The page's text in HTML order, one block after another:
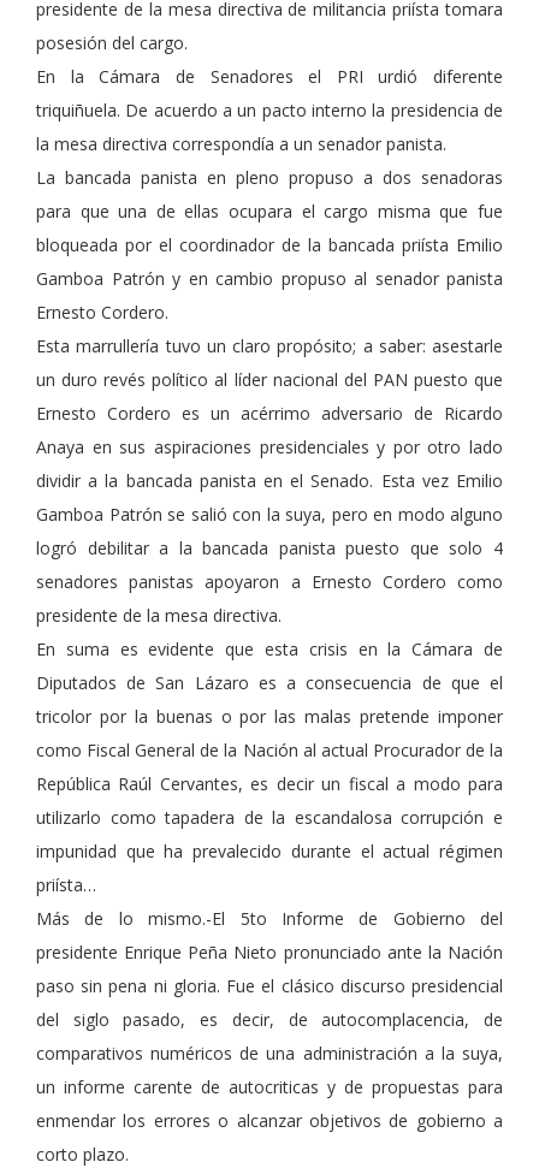
presidente de la mesa directiva de militancia priísta tomara
posesión del cargo.
En la Cámara de Senadores el PRI urdió diferente
triquiñuela. De acuerdo a un pacto interno la presidencia de
la mesa directiva correspondía a un senador panista.
La bancada panista en pleno propuso a dos senadoras
para que una de ellas ocupara el cargo misma que fue
bloqueada por el coordinador de la bancada priísta Emilio
Gamboa Patrón y en cambio propuso al senador panista
Ernesto Cordero.
Esta marrullería tuvo un claro propósito; a saber: asestarle
un duro revés político al líder nacional del PAN puesto que
Ernesto Cordero es un acérrimo adversario de Ricardo
Anaya en sus aspiraciones presidenciales y por otro lado
dividir a la bancada panista en el Senado. Esta vez Emilio
Gamboa Patrón se salió con la suya, pero en modo alguno
logró debilitar a la bancada panista puesto que solo 4
senadores panistas apoyaron a Ernesto Cordero como
presidente de la mesa directiva.
En suma es evidente que esta crisis en la Cámara de
Diputados de San Lázaro es a consecuencia de que el
tricolor por la buenas o por las malas pretende imponer
como Fiscal General de la Nación al actual Procurador de la
República Raúl Cervantes, es decir un fiscal a modo para
utilizarlo como tapadera de la escandalosa corrupción e
impunidad que ha prevalecido durante el actual régimen
priísta…
Más de lo mismo.-El 5to Informe de Gobierno del
presidente Enrique Peña Nieto pronunciado ante la Nación
paso sin pena ni gloria. Fue el clásico discurso presidencial
del siglo pasado, es decir, de autocomplacencia, de
comparativos numéricos de una administración a la suya,
un informe carente de autocriticas y de propuestas para
enmendar los errores o alcanzar objetivos de gobierno a
corto plazo.